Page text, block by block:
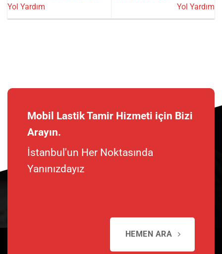
Yol Yardım
Yol Yardım
Mobil Lastik Tamir Hizmeti için Bizi
Arayın.
İstanbul'un Her Noktasında
Yanınızdayız
HEMEN ARA